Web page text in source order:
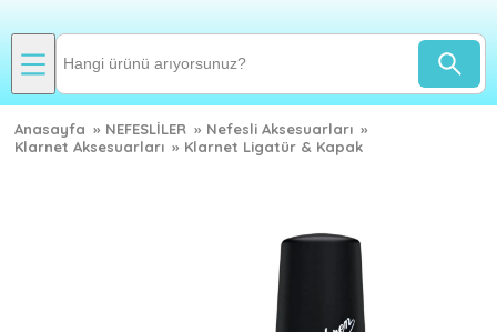
Anasayfa » NEFESLİLER » Nefesli Aksesuarları »
Klarnet Aksesuarları » Klarnet Ligatür & Kapak